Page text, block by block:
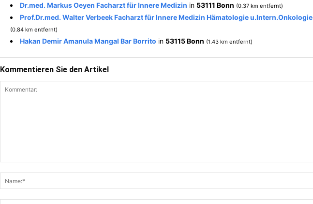
Dr.med. Markus Oeyen Facharzt für Innere Medizin in 53111 Bonn (0.37 km entfernt)
Prof.Dr.med. Walter Verbeek Facharzt für Innere Medizin Hämatologie u.Intern.Onkologie
(0.84 km entfernt)
Hakan Demir Amanula Mangal Bar Borrito in 53115 Bonn (1.43 km entfernt)
Kommentieren Sie den Artikel